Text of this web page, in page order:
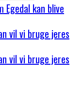
Egedal kan blive
vil vi bruge jeres
vil vi bruge jeres